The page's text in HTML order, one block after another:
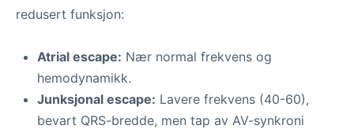
redusert funksjon:
Atrial escape: Nær normal frekvens og
hemodynamikk.
Junksjonal escape: Lavere frekvens (40-60),
bevart QRS-bredde, men tap av AV-synkroni